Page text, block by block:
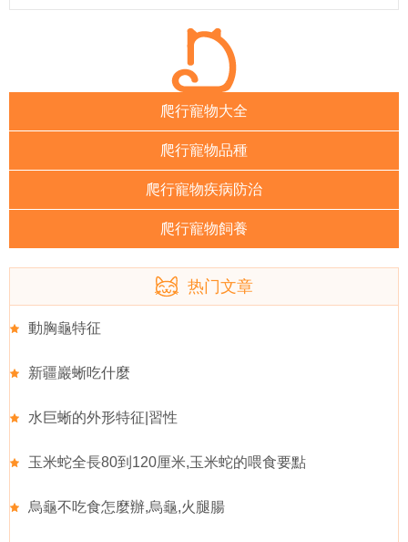
爬行寵物大全
爬行寵物品種
爬行寵物疾病防治
爬行寵物飼養
热门文章
動胸龜特征
新疆巖蜥吃什麼
水巨蜥的外形特征|習性
玉米蛇全長80到120厘米,玉米蛇的喂食要點
烏龜不吃食怎麼辦,烏龜,火腿腸